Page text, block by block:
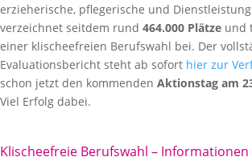
erzieherische, pflegerische und
verzeichnet seitdem rund 464.000 Plätze und
einer klischeefreien Berufswahl bei. Der
Evaluationsbericht steht ab sofort hier zur
schon jetzt den kommenden Aktionstag am
Viel Erfolg dabei.
Klischeefreie Berufswahl –